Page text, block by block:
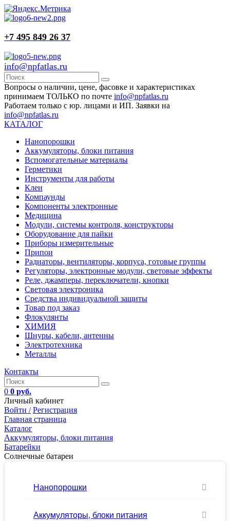
+7 495 849 26 37
info@npfatlas.ru
Вопросы о наличии, цене, фасовке и характеристиках
принимаем ТОЛЬКО по почте info@npfatlas.ru
Работаем только с юр. лицами и ИП. Заявки на
info@npfatlas.ru
КАТАЛОГ
Нанопорошки
Аккумуляторы, блоки питания
Вспомогательные материалы
Герметики
Инструменты для работы
Клеи
Компаунды
Компоненты электронные
Медицина
Модули, системы контроля, конструкторы
Оборудование для пайки
Приборы измерительные
Припои
Радиаторы, вентиляторы, корпуса, готовые группы
Регуляторы, электронные модули, световые эффекты
Реле, джамперы, переключатели, кнопки
Световая электроника
Средства индивидуальной защиты
Товар под заказ
Флокулянты
ХИМИЯ
Шнуры, кабели, антенны
Электротехника
Металлы
Контакты
0 0 руб.
Личный кабинет
Войти / Регистрация
Главная страница
Каталог
Аккумуляторы, блоки питания
Батарейки
Солнечные батареи
Нанопорошки
Аккумуляторы, блоки питания